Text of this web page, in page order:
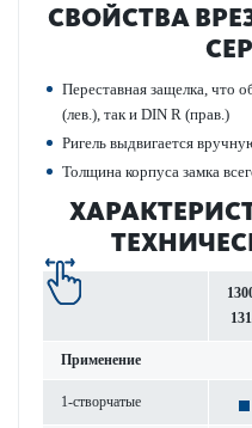
СВОЙСТВА
Пер­ес­т­авная защелка, что
(лев.), так и DIN R (прав.)
Ригель выдвигается
Толщина корпуса замка
Применение
1-створ­чатые